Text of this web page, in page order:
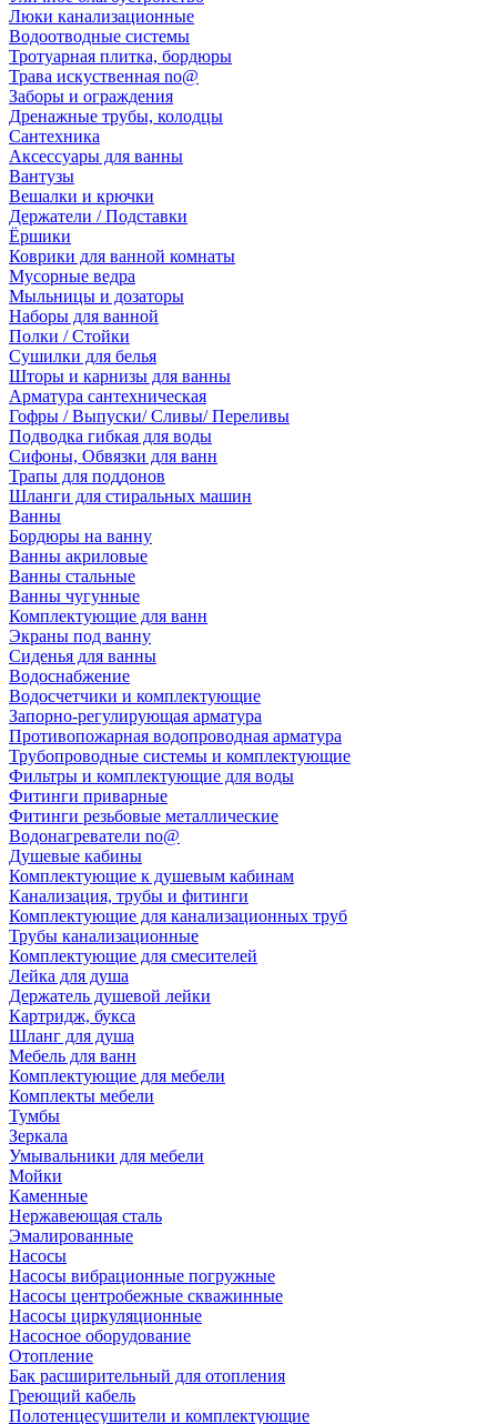
Люки канализационные
Водоотводные системы
Тротуарная плитка, бордюры
Трава искуственная no@
Заборы и ограждения
Дренажные трубы, колодцы
Сантехника
Аксессуары для ванны
Вантузы
Вешалки и крючки
Держатели / Подставки
Ёршики
Коврики для ванной комнаты
Мусорные ведра
Мыльницы и дозаторы
Наборы для ванной
Полки / Стойки
Сушилки для белья
Шторы и карнизы для ванны
Арматура сантехническая
Гофры / Выпуски/ Сливы/ Переливы
Подводка гибкая для воды
Сифоны, Обвязки для ванн
Трапы для поддонов
Шланги для стиральных машин
Ванны
Бордюры на ванну
Ванны акриловые
Ванны стальные
Ванны чугунные
Комплектующие для ванн
Экраны под ванну
Сиденья для ванны
Водоснабжение
Водосчетчики и комплектующие
Запорно-регулирующая арматура
Противопожарная водопроводная арматура
Трубопроводные системы и комплектующие
Фильтры и комплектующие для воды
Фитинги приварные
Фитинги резьбовые металлические
Водонагреватели no@
Душевые кабины
Комплектующие к душевым кабинам
Канализация, трубы и фитинги
Комплектующие для канализационных труб
Трубы канализационные
Комплектующие для смесителей
Лейка для душа
Держатель душевой лейки
Картридж, букса
Шланг для душа
Мебель для ванн
Комплектующие для мебели
Комплекты мебели
Тумбы
Зеркала
Умывальники для мебели
Мойки
Каменные
Нержавеющая сталь
Эмалированные
Насосы
Насосы вибрационные погружные
Насосы центробежные скважинные
Насосы циркуляционные
Насосное оборудование
Отопление
Бак расширительный для отопления
Греющий кабель
Полотенцесушители и комплектующие